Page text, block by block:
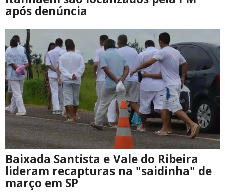
após denúncia
Baixada Santista e Vale do Ribeira
lideram recapturas na "saidinha" de
março em SP